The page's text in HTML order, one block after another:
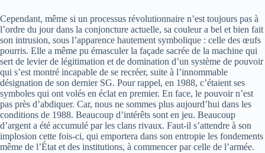
Cependant, même si un processus révolutionnaire n’est toujours pas à
l’ordre du jour dans la conjoncture actuelle, sa couleur a bel et bien fait
son intrusion, sous l’apparence hautement symbolique : celle des œufs
pourris. Elle a même pu émasculer la façade sacrée de la machine qui
sert de levier de légitimation et de domination d’un système de pouvoir
qui s’est montré incapable de se recréer, suite à l’innommable
désignation de son dernier SG. Pour rappel, en 1988, c’étaient ses
symboles qui ont volés en éclat en premier. En face, le pouvoir n’est
pas près d’abdiquer. Car, nous ne sommes plus aujourd’hui dans les
conditions de 1988. Beaucoup d’intérêts sont en jeu. Beaucoup
d’argent a été accumulé par les clans rivaux. Faut-il s’attendre à son
implosion cette fois-ci, qui emportera dans son entropie les fondements
même de l’État et des institutions, à commencer par celle de l’armée.